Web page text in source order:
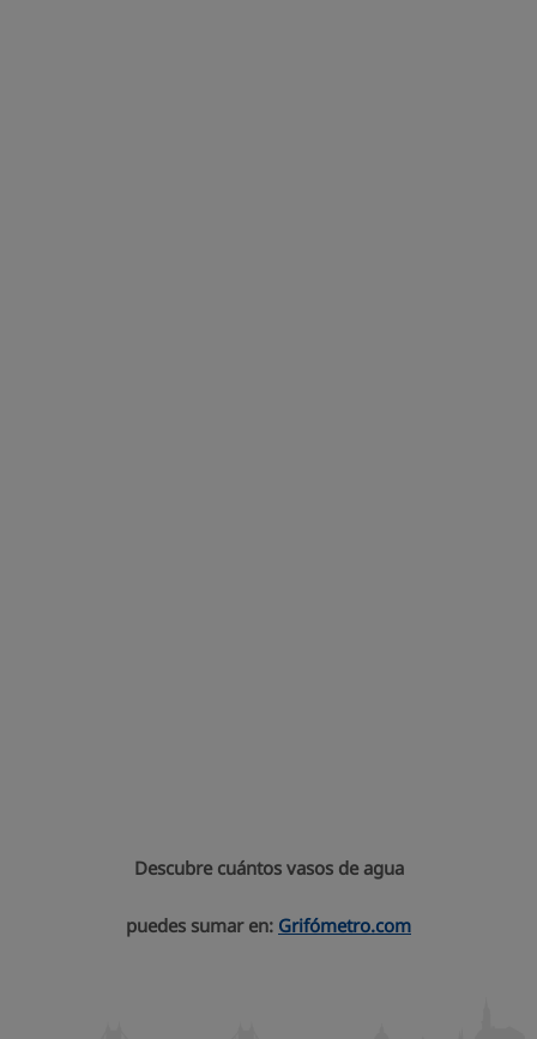
Descubre cuántos vasos de agua
puedes sumar en: Grifómetro.com